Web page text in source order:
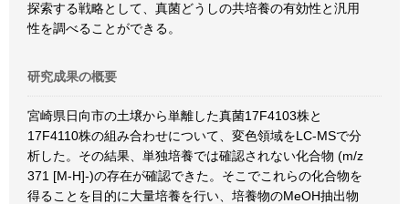
探索する戦略として、真菌どうしの共培養の有効性と汎用
性を調べることができる。
研究成果の概要
宮崎県日向市の土壌から単離した真菌17F4103株と
17F4110株の組み合わせについて、変色領域をLC-MSで分
析した。その結果、単独培養では確認されない化合物 (m/z
371 [M-H]-)の存在が確認できた。そこでこれらの化合物を
得ることを目的に大量培養を行い、培養物のMeOH抽出物